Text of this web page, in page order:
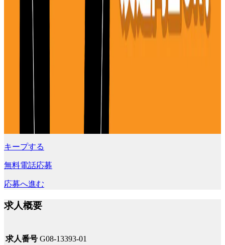
キープする
無料電話応募
応募へ進む
求人概要
求人番号 G08-13393-01